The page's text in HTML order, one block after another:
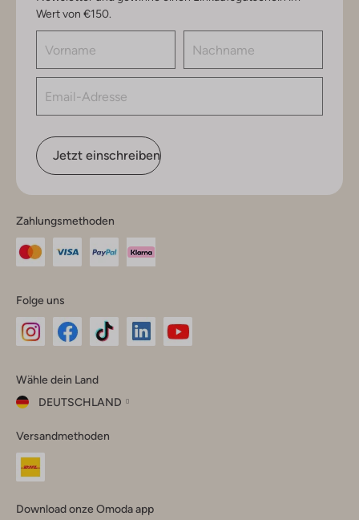
Wert von €150.
Jetzt einschreiben
Zahlungsmethoden
Folge uns
Instagram
Facebook
TikTok
Wähle dein Land
DEUTSCHLAND
dein
Land
Versandmethoden
Download onze Omoda app